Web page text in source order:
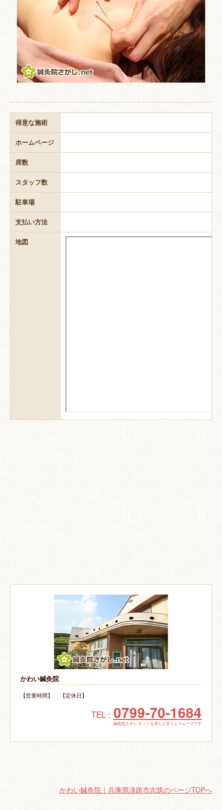
得意な施術
ホームページ
席数
スタッフ数
駐車場
支払い方法
地図
かわい鍼灸院
【営業時間】 【定休日】
TEL : 0799-70-1684
鍼灸院さがし.ネットを見たと言うとスムーズです
かわい鍼灸院｜兵庫県淡路市志筑のページTOPへ